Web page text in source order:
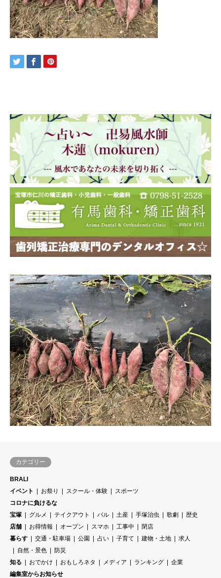
カテゴリー
BRALI
イベント
お祭り スクール・体験
スポーツ
コロナに負けるな
宝塚
グルメ テイクアウト バル 土産 手塚治虫 歌劇
歴史
店舗
お得情報 オープン スマホ 工事中
閉店
暮らす
交通・駐車場 公園 占い 子育て 建物・土地
求人
自然・景色
防災
知る
おでかけ おもしろネタ メディア ランキング
企業
編集室からお知らせ